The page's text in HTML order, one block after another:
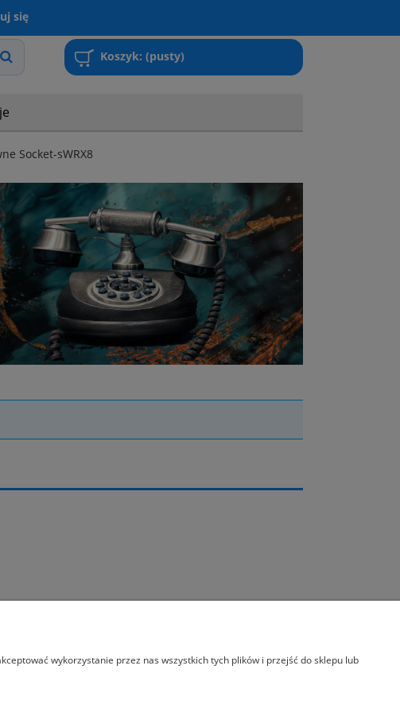
się
Koszyk: (pusty)
Socket-sWRX8
wykorzystanie przez nas wszystkich tych plików i przejść do sklepu lub